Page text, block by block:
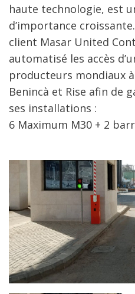
haute technologie, est
d’importance
client Masar United
automatisé les accès
producteurs mondiaux
Benincà et Rise afin de
ses installations :
6 Maximum M30 + 2